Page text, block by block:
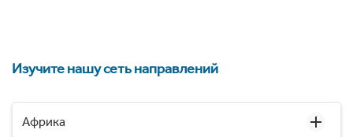
Изучите нашу сеть направлений
Африка